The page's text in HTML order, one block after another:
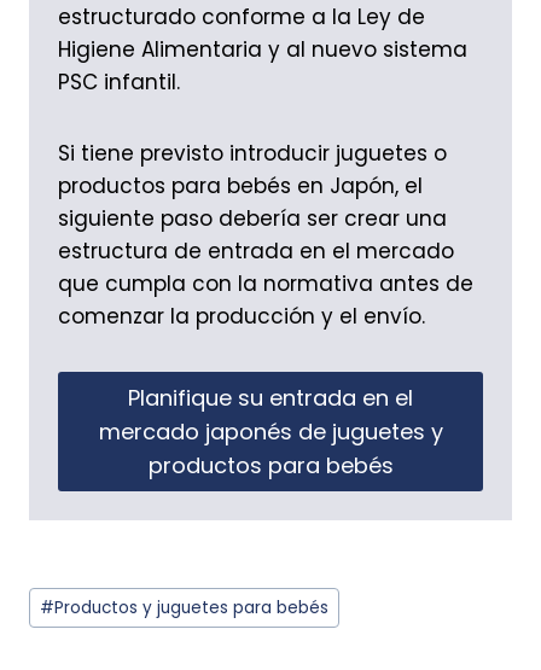
estructurado conforme a la Ley de
Higiene Alimentaria y al nuevo sistema
PSC infantil.
Si tiene previsto introducir juguetes o
productos para bebés en Japón, el
siguiente paso debería ser crear una
estructura de entrada en el mercado
que cumpla con la normativa antes de
comenzar la producción y el envío.
Planifique su entrada en el
mercado japonés de juguetes y
productos para bebés
Etiquetas
de
#Productos y juguetes para bebés